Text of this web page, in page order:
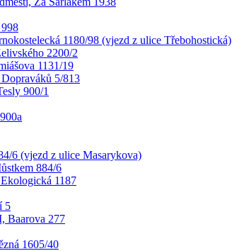
1180/98 (vjezd z ulice Třebohostická)
2200/2
1131/19
5/813
900/1
6 (vjezd z ulice Masarykova)
884/6
1187
5
Baarova 277
1605/40